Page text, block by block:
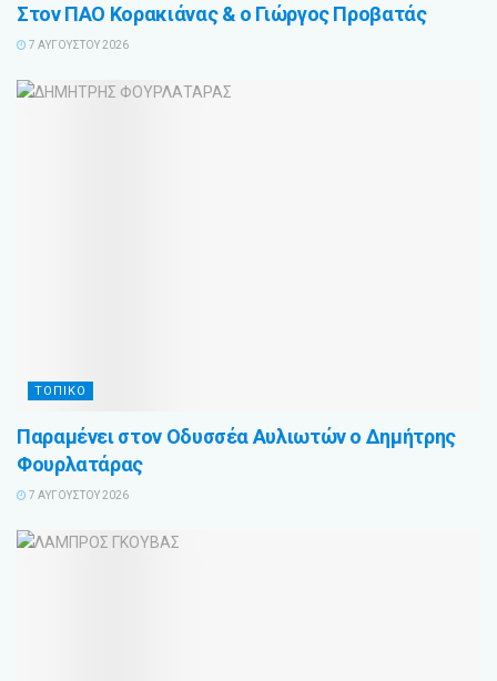
Στον ΠΑΟ Κορακιάνας & ο Γιώργος Προβατάς
7 ΑΥΓΟΎΣΤΟΥ 2026
ΤΟΠΙΚΟ
Παραμένει στον Οδυσσέα Αυλιωτών ο Δημήτρης
Φουρλατάρας
7 ΑΥΓΟΎΣΤΟΥ 2026